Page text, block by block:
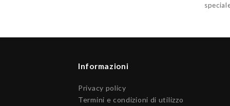
Informazioni
Privacy policy
Termini e condizioni di utilizzo